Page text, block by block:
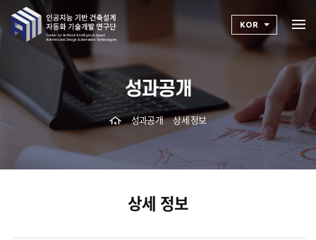
KOR
성과공개
성과공개 상세 정보
상세 정보